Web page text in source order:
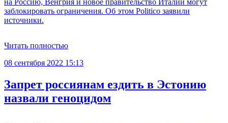
на Россию, Венгрия и новое правительство Италии могут
заблокировать ограничения. Об этом Politico заявили
источники.
Читать полностью
08 сентября 2022 15:13
Запрет россиянам ездить в Эстонию
назвали геноцидом